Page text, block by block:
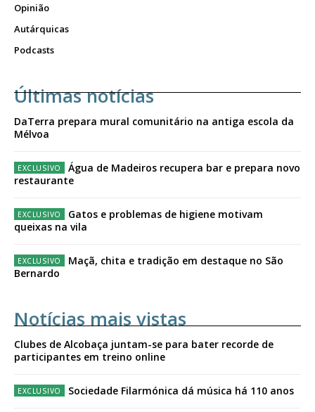
Opinião
Autárquicas
Podcasts
Últimas notícias
DaTerra prepara mural comunitário na antiga escola da
Mélvoa
Água de Madeiros recupera bar e prepara novo
restaurante
Gatos e problemas de higiene motivam
queixas na vila
Maçã, chita e tradição em destaque no São
Bernardo
Notícias mais vistas
Clubes de Alcobaça juntam-se para bater recorde de
participantes em treino online
Sociedade Filarmónica dá música há 110 anos